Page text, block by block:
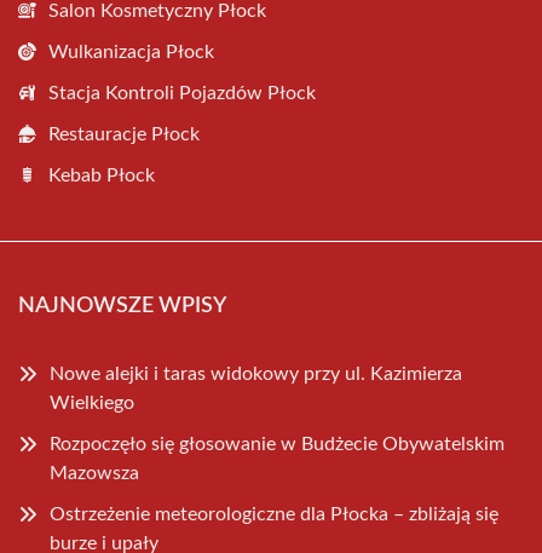
Salon Kosmetyczny Płock
Wulkanizacja Płock
Stacja Kontroli Pojazdów Płock
Restauracje Płock
Kebab Płock
NAJNOWSZE WPISY
Nowe alejki i taras widokowy przy ul. Kazimierza
Wielkiego
Rozpoczęło się głosowanie w Budżecie Obywatelskim
Mazowsza
Ostrzeżenie meteorologiczne dla Płocka – zbliżają się
burze i upały